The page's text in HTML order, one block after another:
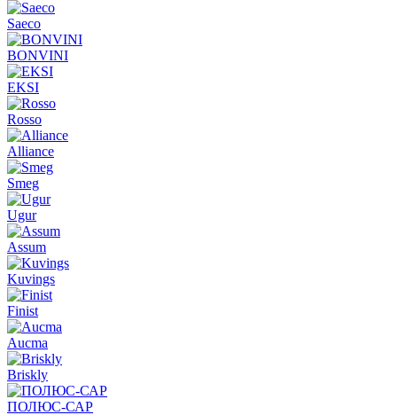
Saeco
BONVINI
EKSI
Rosso
Alliance
Smeg
Ugur
Assum
Kuvings
Finist
Aucma
Briskly
ПОЛЮС-САР